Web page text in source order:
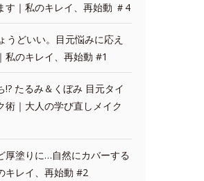
す｜私のキレイ、再始動 ＃4
うどいい。目元悩みに応え
私のキレイ、再始動 #1
!? たるみ＆くぼみ 目元タイ
術｜大人の学び直しメイク
厚塗りに…自然にカバーする
キレイ、再始動 #2